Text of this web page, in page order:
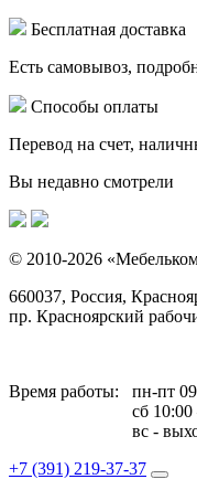
Бесплатная доставка
Есть самовывоз,
Способы оплаты
Перевод на счет,
Вы недавно смотрели
© 2010-2026
660037, Россия,
пр. Красноярский
Время работы:
пн-пт
сб
вс -
+7 (391) 219-37-37